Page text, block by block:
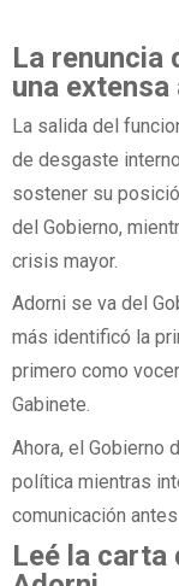
La renuncia
una
La salida del
de desgaste
sostener su
del Gobierno,
crisis mayor.
Adorni se va del
más identificó la
primero como
Gabinete.
Ahora, el Gobierno
política mientras
comunicación
Leé la carta